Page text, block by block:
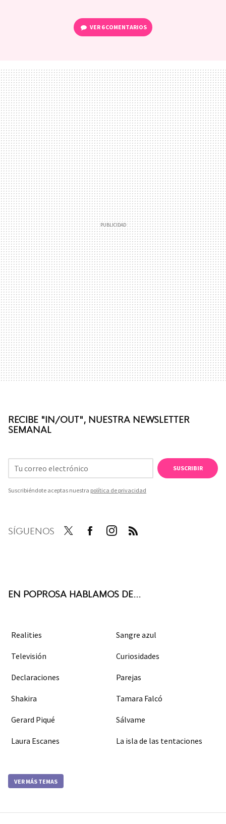
VER 6 COMENTARIOS
RECIBE "IN/OUT", NUESTRA NEWSLETTER
SEMANAL
SUSCRIBIR
Suscribiéndote aceptas nuestra política de privacidad
SÍGUENOS
EN POPROSA HABLAMOS DE...
Realities Sangre azul
Televisión Curiosidades
Declaraciones Parejas
Shakira Tamara Falcó
Gerard Piqué Sálvame
Laura Escanes La isla de las tentaciones
VER MÁS TEMAS